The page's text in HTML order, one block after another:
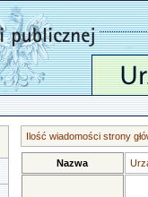
Ilość wiadomości strony
Nazwa